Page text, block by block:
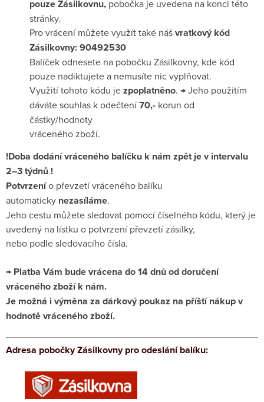
pouzeZásilkovnu, pobočka je uvedena na konci této
stránky.
Pro vrácení můžete využít také nášvratkový kód
Zásilkovny: 90492530
Balíček odnesete na pobočku Zásilkovny, kde kód
pouze nadiktujete a nemusíte nic vyplňovat.
Využití tohoto kódu jezpoplatněno. → Jeho použitím
dáváte souhlas k odečtení70,- korun od
částky/hodnoty
vráceného zboží.
!Doba dodání vráceného balíčku k nám zpět je v intervalu
2–3 týdnů.!
Potvrzenío převzetí vráceného balíku
automaticky nezasíláme.
Jeho cestu můžete sledovat pomocí číselného kódu, který je
uvedený na lístku o potvrzení převzetí zásilky,
nebo podle sledovacího čísla.
→ Platba Vám bude vrácena do 14 dnů od doručení
vráceného zboží k nám.
Je možná i výměna za dárkový poukaz na příští nákup v
hodnotě vráceného zboží.
Adresa pobočky Zásilkovny pro odeslání balíku: